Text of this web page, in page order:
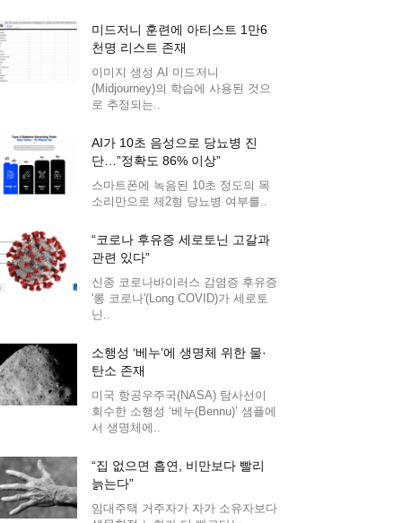
미드저니 훈련에 아티스트 1만6
천명 리스트 존재
이미지 생성 AI 미드저니
(Midjourney)의 학습에 사용된 것으
로 추정되는..
AI가 10초 음성으로 당뇨병 진
단…”정확도 86% 이상”
스마트폰에 녹음된 10초 정도의 목
소리만으로 제2형 당뇨병 여부를..
“코로나 후유증 세로토닌 고갈과
관련 있다”
신종 코로나바이러스 감염증 후유증
'롱 코로나'(Long COVID)가 세로토
닌..
소행성 ‘베누’에 생명체 위한 물·
탄소 존재
미국 항공우주국(NASA) 탐사선이
회수한 소행성 ‘베누(Bennu)’ 샘플에
서 생명체에..
“집 없으면 흡연, 비만보다 빨리
늙는다”
임대주택 거주자가 자가 소유자보다